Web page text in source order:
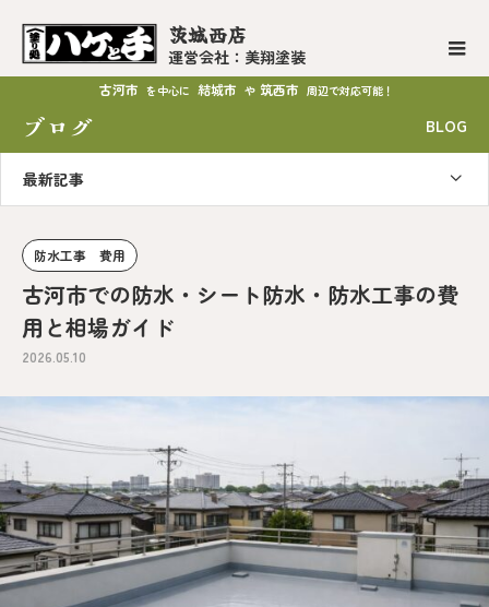
茨城西店
運営会社：美翔塗装
古河市 を中心に 結城市 や 筑西市 周辺で対応可能！
ブログ BLOG
最新記事
防水工事 費用
古河市での防水・シート防水・防水工事の費
用と相場ガイド
2026.05.10